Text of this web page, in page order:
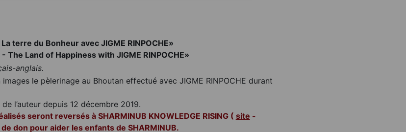
terre du Bonheur avec JIGME RINPOCHE»
- The Land of Happiness with JIGME RINPOCHE»
anglais.
le pèlerinage au Bhoutan effectué avec JIGME RINPOCHE durant
l’auteur depuis 12 décembre 2019.
seront reversés à SHARMINUB KNOWLEDGE RISING ( site -
don pour aider les enfants de SHARMINUB.